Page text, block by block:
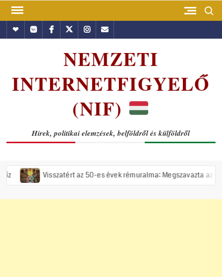
Skip
contentHundubVkontakte
Facebook
TwitterInstagram
Email
NEMZETI
INTERNETFIGYELŐ
(NIF)
Hírek, politikai elemzések, belföldről és külföldről
az 50-es évek rémuralma: Megszavazta az országgyűlés a